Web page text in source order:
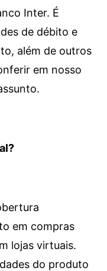
Inter. É
de débito e
além de outros
em nosso
em compras
lojas virtuais.
do produto